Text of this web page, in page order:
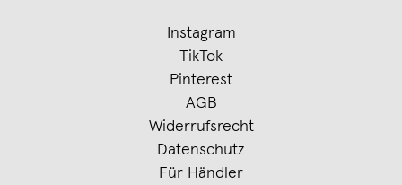
Instagram
TikTok
Pinterest
AGB
Widerrufsrecht
Datenschutz
Für Händler